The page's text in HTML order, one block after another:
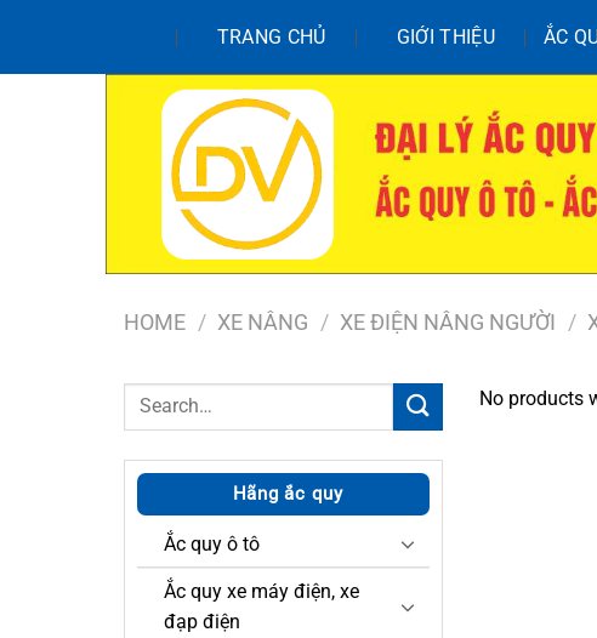
nội
TRANG CHỦ GIỚI THIỆU ẮC
HOME / XE NÂNG / XE ĐIỆN NÂNG NGƯỜI /
Search
Hãng ắc quy
Ắc quy ô tô
Ắc quy xe máy điện, xe
đạp điện
No products